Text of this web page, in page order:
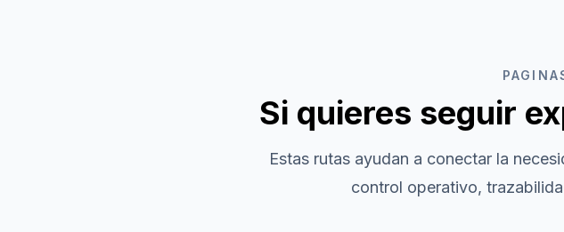
Si quieres seguir
Estas rutas ayudan a conectar la
control operativo,